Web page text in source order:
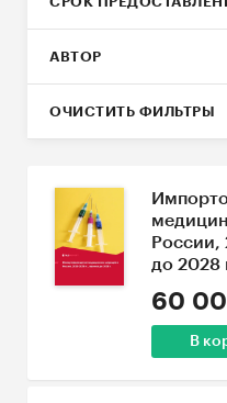
АВТОР
ОЧИСТИТЬ ФИЛЬТРЫ
России,
до 2028
60
В